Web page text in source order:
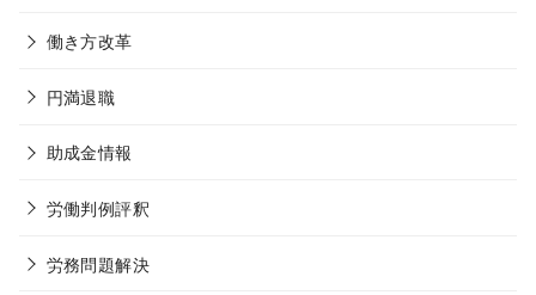
働き方改革
円満退職
助成金情報
労働判例評釈
労務問題解決